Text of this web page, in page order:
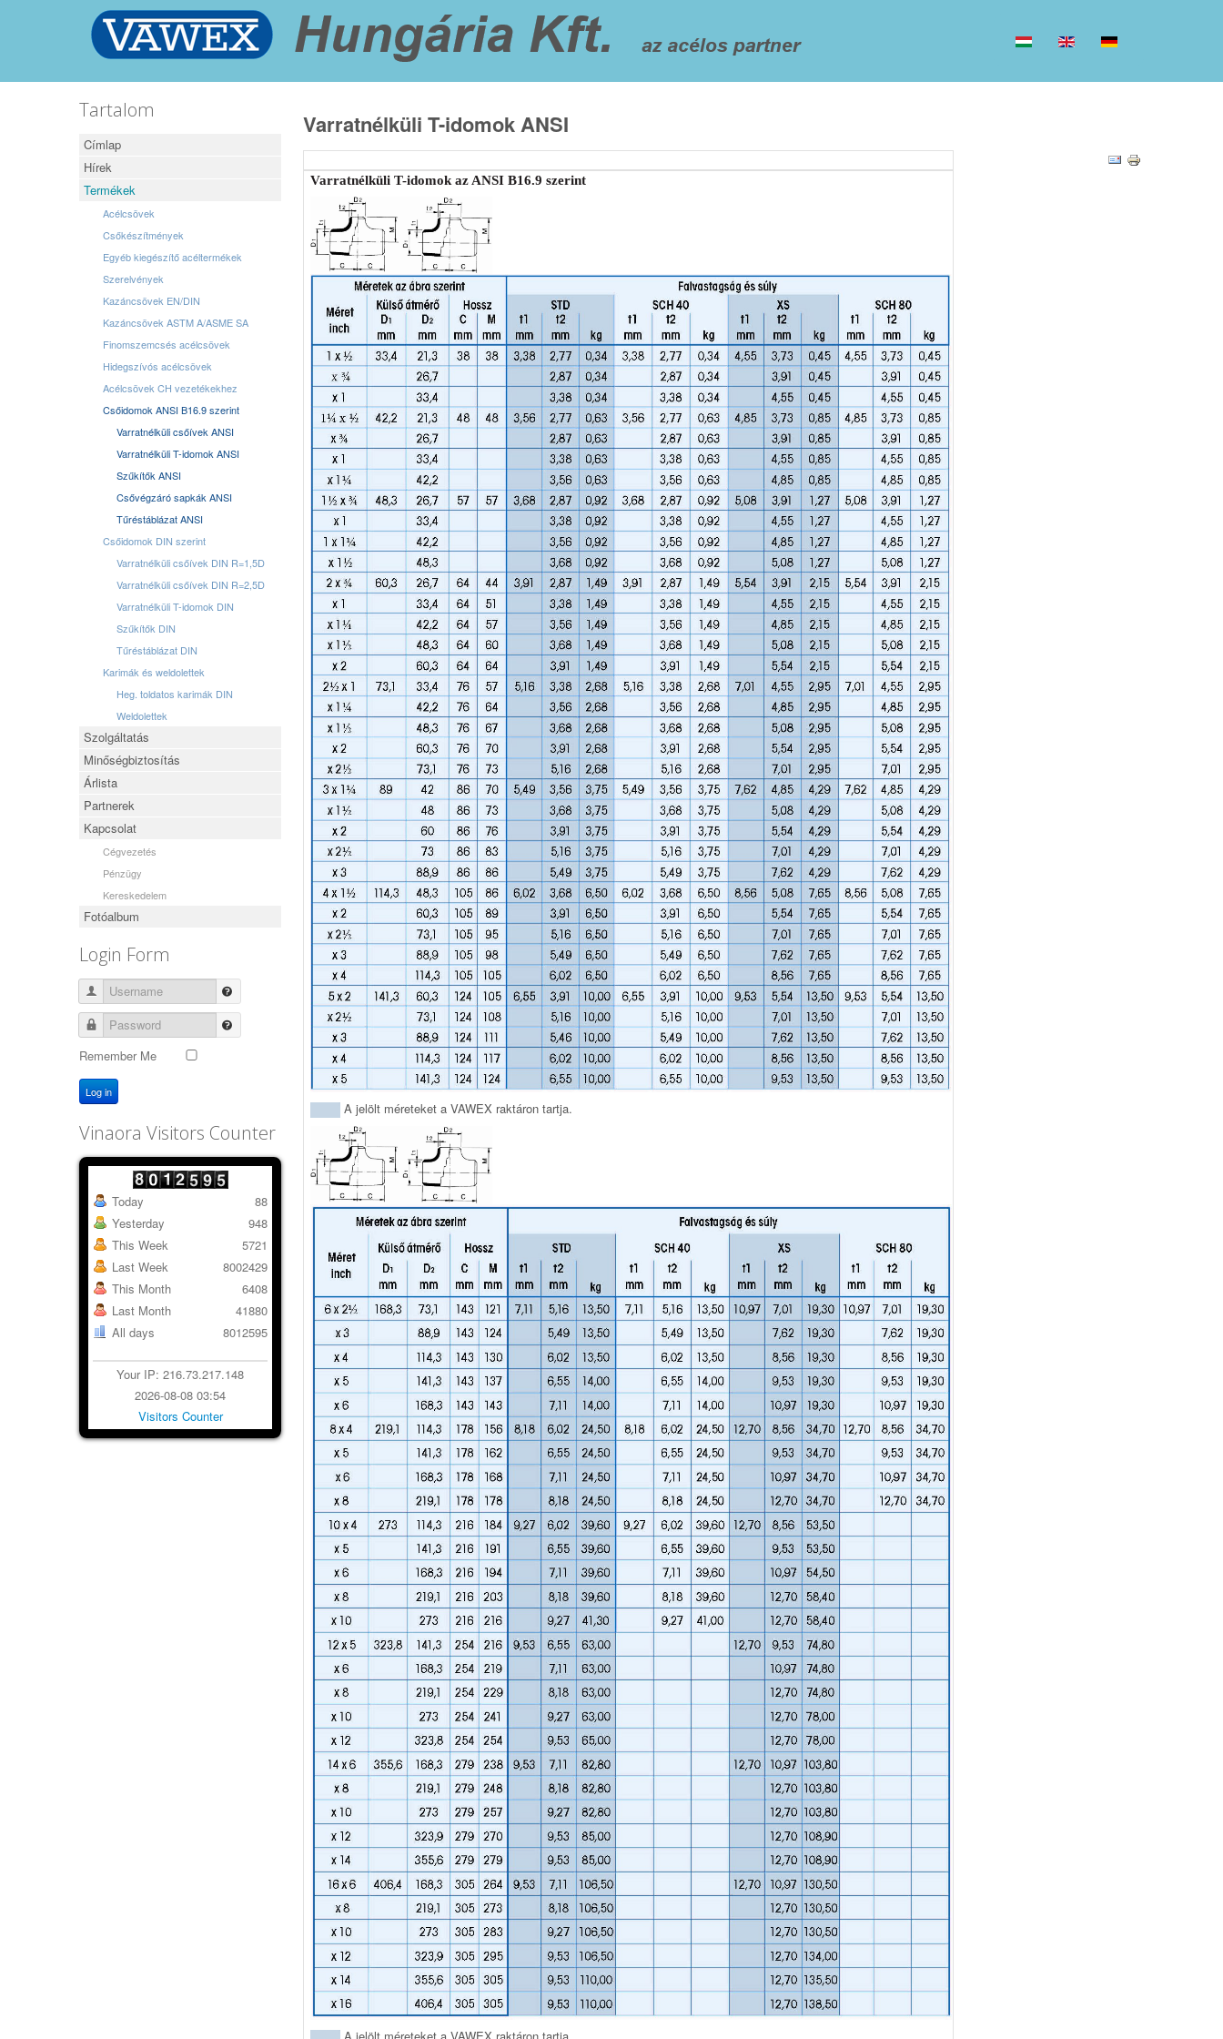
Tartalom
Címlap
Hírek
Termékek
Acélcsövek
Csőkészítmények
Egyéb kiegészítő acéltermékek
Szerelvények
Kazáncsövek EN/DIN
Kazáncsövek ASTM A/ASME SA
Finomszemcsés acélcsövek
Hidegszívós acélcsövek
Acélcsövek CH vezetékekhez
Csőidomok ANSI B16.9 szerint
Varratnélküli csőívek ANSI
Varratnélküli T-idomok ANSI
Szűkítők ANSI
Csővégzáró sapkák ANSI
Tűréstáblázat ANSI
Csőidomok DIN szerint
Varratnélküli csőívek DIN R=1,5D
Varratnélküli csőívek DIN R=2,5D
Varratnélküli T-idomok DIN
Szűkítők DIN
Tűréstáblázat DIN
Karimák és weldolettek
Heg. toldatos karimák DIN
Weldolettek
Szolgáltatás
Minőségbiztosítás
Árlista
Partnerek
Kapcsolat
Cégvezetés
Pénzügy
Kereskedelem
Fotóalbum
Login Form
Username
Password
Remember Me
Log in
Vinaora Visitors Counter
Today
Yesterday
This Week
Last Week
This Month
Last Month
All days
88
948
5721
8002429
6408
41880
8012595
Your IP: 216.73.217.148
2026-08-08 03:54
Visitors Counter
Varratnélküli T-idomok ANSI
Varratnélküli T-idomok az ANSI B16.9 szerint
A jelölt méreteket a VAWEX raktáron tartja.
A jelölt méreteket a VAWEX raktáron tartja.